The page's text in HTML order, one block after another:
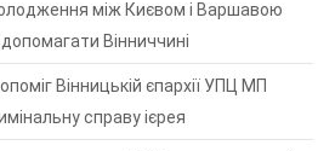
між Києвом і Варшавою
Вінниччині
Вінницькій єпархії УПЦ МП
справу ієрея